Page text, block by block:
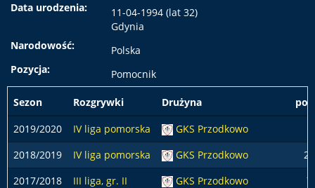
Data urodzenia:
11-04-1994 (lat 32)
Gdynia
Narodowość:
Polska
Pozycja:
Pomocnik
Sezon Rozgrywki Drużyna
2019/2020
IV liga pomorska
GKS Przodkowo
2018/2019
IV liga pomorska GKS Przodkowo
21
2017/2018
III liga, gr. II GKS Przodkowo
7